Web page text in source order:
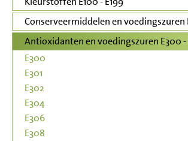
Conserveermiddelen en voedingszuren
Antioxidanten en voedingszuren E300 -
E300
E301
E302
E304
E306
E308